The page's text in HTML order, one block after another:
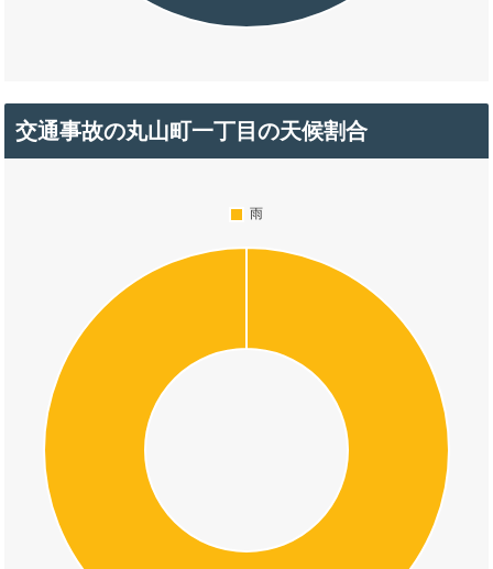
交通事故の丸山町一丁目の天候割合